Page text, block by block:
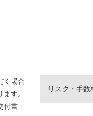
く場合
す。
付書
リスク・手